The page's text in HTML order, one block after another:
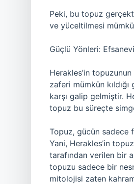
Peki, bu topuz
ve yüceltilmesi
Güçlü Yönleri:
Herakles’in
zaferi mümkün
karşı galip gelmiştir.
topuz bu süreçte
Topuz, gücün sadece
Yani, Herakles’in
tarafından verilen bir
topuzu sadece bir
mitolojisi zaten